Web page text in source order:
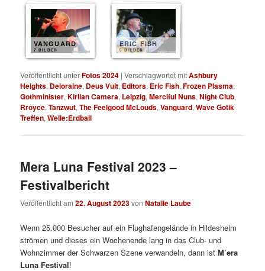
VANGUARD
7 BILDER
ERIC FISH
5 BILDER
Veröffentlicht unterFotos 2024 |Verschlagwortet mitAshbury
Heights, Deloraine, Deus Vult, Editors, Eric Fish,Frozen Plasma,
Gothminister,Kirlian Camera, Leipzig,Merciful Nuns,Night Club,
Rroyce,Tanzwut,The Feelgood McLouds,Vanguard,Wave Gotik
Treffen,Welle:Erdball
Mera Luna Festival 2023 –
Festivalbericht
Veröffentlicht am22. August 2023vonNatalie Laube
Wenn 25.000 Besucher auf ein Flughafengelände in Hildesheim
strömen und dieses ein Wochenende lang in das Club- und
Wohnzimmer der Schwarzen Szene verwandeln, dann istM’era
Luna Festival!